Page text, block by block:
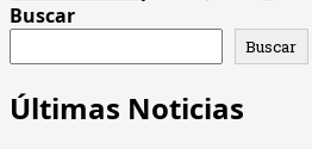
Buscar
Buscar
Últimas Noticias